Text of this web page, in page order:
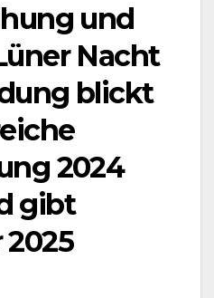
und
Nacht
blickt
2024
gibt